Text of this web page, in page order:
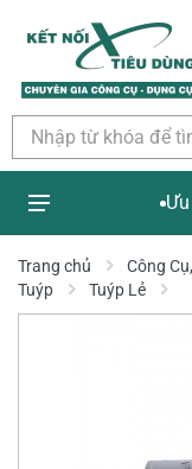
Trang chủ Công
Tuýp
Tuýp Lẻ